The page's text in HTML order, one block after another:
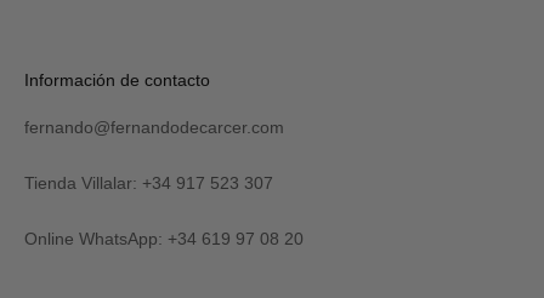
R
I
I
M
E
tu
al
y
recibirás
Información de contacto
fernando@fernandodecarcer.com
Tienda Villalar: +34 917 523 307
Online WhatsApp: +34 619 97 08 20